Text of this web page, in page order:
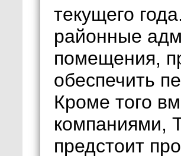
текущего
районные
помещения,
обеспечить
Кроме того
компаниями,
предстоит